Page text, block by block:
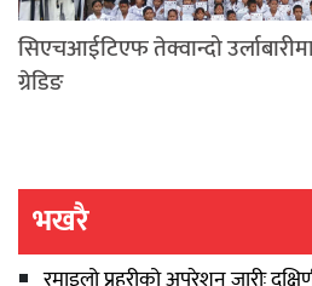
सिएचआईटिएफ तेक्वान्दो
ग्रेडिङ
भखरै